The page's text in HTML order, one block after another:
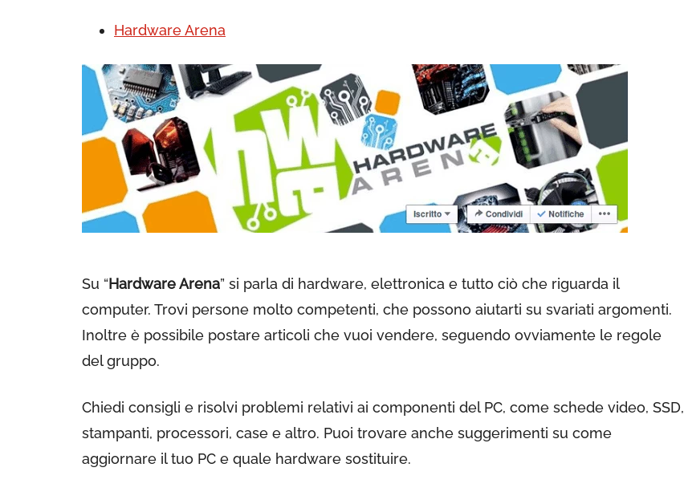
Hardware Arena
Su “Hardware Arena” si parla di hardware, elettronica e tutto ciò che riguarda il
computer. Trovi persone molto competenti, che possono aiutarti su svariati argomenti.
Inoltre è possibile postare articoli che vuoi vendere, seguendo ovviamente le regole
del gruppo.
Chiedi consigli e risolvi problemi relativi ai componenti del PC, come schede video, SSD,
stampanti, processori, case e altro. Puoi trovare anche suggerimenti su come
aggiornare il tuo PC e quale hardware sostituire.